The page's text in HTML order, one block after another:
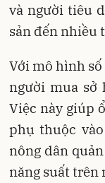
và người tiêu
sản đến nhiều
Với mô hình
người mua sở
Việc này giúp
phụ thuộc
nông dân
năng suất trên